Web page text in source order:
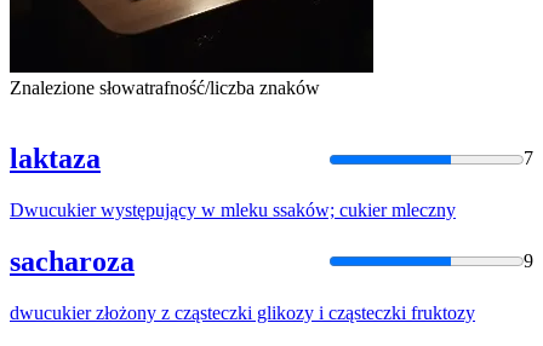
Znalezione słowatrafność/liczba znaków
laktaza 7
Dwucukierwystępujący w mleku ssaków; cukier mleczny
sacharoza 9
dwucukierzłożony z cząsteczki glikozy i cząsteczki fruktozy